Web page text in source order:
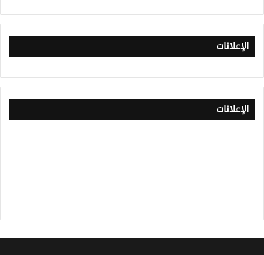
الإعلانات
الإعلانات